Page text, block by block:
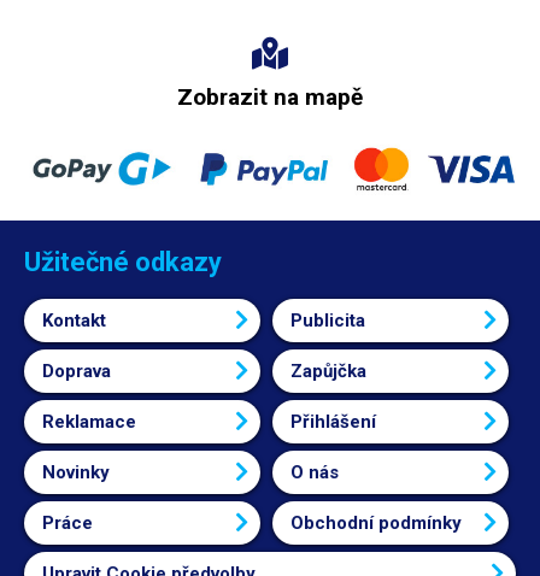
Zobrazit na mapě
Užitečné odkazy
Kontakt Publicita
Doprava Zapůjčka
Reklamace Přihlášení
Novinky O nás
Práce Obchodní podmínky